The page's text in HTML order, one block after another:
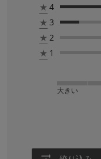
★ 4
★ 3
★ 2
★ 1
大きい